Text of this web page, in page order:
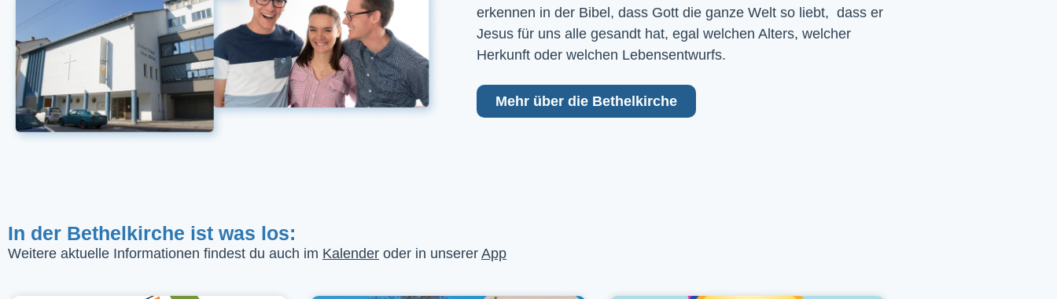
erkennen in der Bibel, dass Gott die ganze Welt so liebt, dass er
Jesus für uns alle gesandt hat, egal welchen Alters, welcher
Herkunft oder welchen Lebensentwurfs.
Mehr über die Bethelkirche
In der Bethelkirche ist was los:
Weitere aktuelle Informationen findest du auch im Kalender oder in unserer App